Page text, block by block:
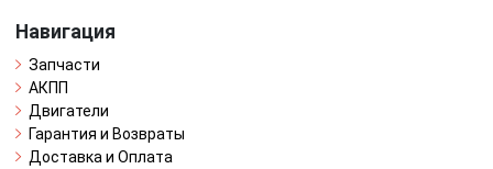
Навигация
Запчасти
АКПП
Двигатели
Гарантия и Возвраты
Доставка и Оплата